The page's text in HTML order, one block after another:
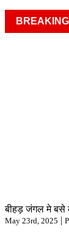
BREAKING
बीहड़ जंगल मे बसे
May 23rd, 2025 |